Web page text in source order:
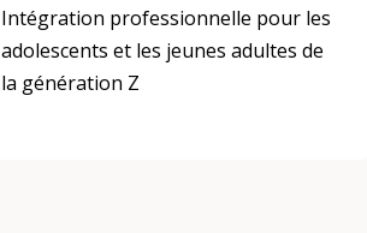
Intégration professionnelle pour les
adolescents et les jeunes adultes de
la génération Z